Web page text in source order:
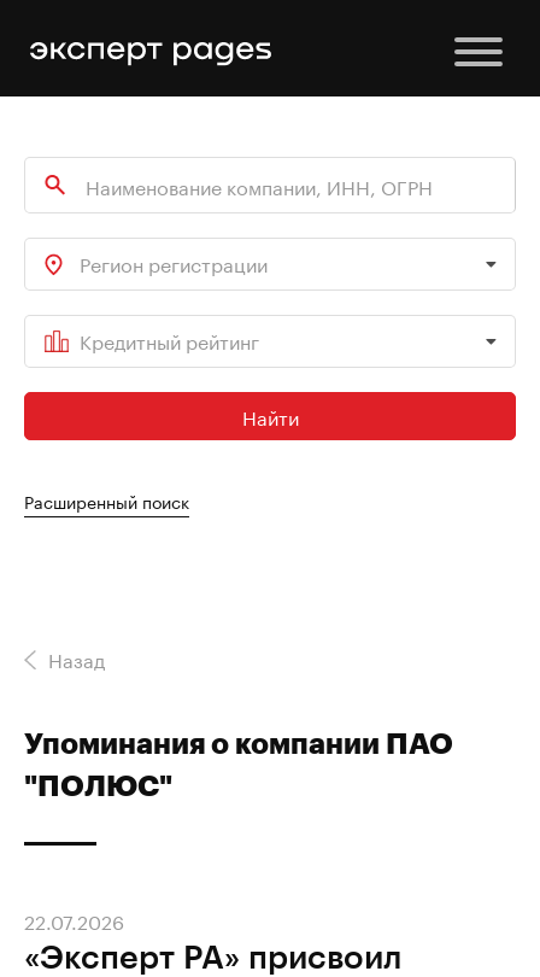
Регион регистрации
Кредитный рейтинг
Найти
Расширенный поиск
Назад
Упоминания о компании ПАО
"ПОЛЮС"
«Эксперт РА» присвоил
22.07.2026